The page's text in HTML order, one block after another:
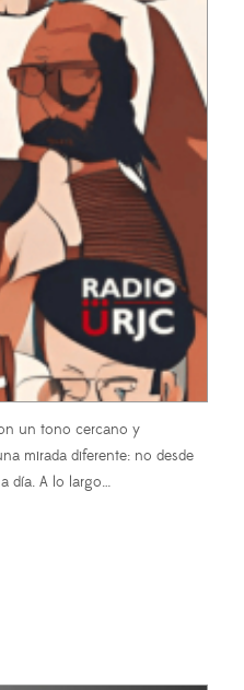
un tono cercano y
mirada diferente: no desde
día. A lo largo…